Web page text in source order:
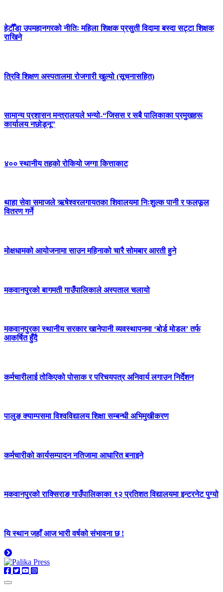
हेटौँडा उपमहानगरको नीतिः महिला शिक्षक प्रसुती विदामा बस्दा सट्टा शिक्षक
राखिने
त्रिवि शिक्षण अस्पतालमा रोजगारी खुल्यो (सूचनासहित)
सामान्य प्रशासन मन्त्रालयले भन्यो-“जिसस र सबै पालिकाका प्रमुखहरू
कार्यालय नछोड्नू”
४०० स्थानीय तहको रोकियो जग्गा कित्ताकाट
थाहा सेवा समाजले ऋषेश्वरलगायतका शिवालयमा निःशुल्क पानी र फलफूल
वितरण गर्ने
मोक्षधामको आयोजनामा साउन महिनाको चारै सोमबार आरती हुने
मकवानपुरको बागमती गाउँपालिकाले अस्पताल चलायो
मकवानपुरका स्थानीय सरकार खानेपानी व्यवस्थापनमा ‘बोर्ड मोडल’ तर्फ
आकर्षित हुँदै
कर्मचारीलाई तोकिएको पोसाक र परिचयपत्र अनिवार्य लगाउन निर्देशन
पालुङ क्याम्पसमा विश्वविद्यालय शिक्षा सम्बन्धी अभिमुखीकरण
कर्मचारीको कार्यसम्पादन नतिजामा आधारित बनाइने
मकवानपुरको राक्सिराङ गाउँपालिकाका ९२ प्रतिशत विद्यालयमा इन्टरनेट पुग्यो
यि स्थान जहाँ आज भारी वर्षको संभावना छ !